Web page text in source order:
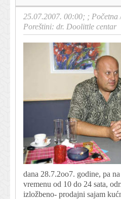
25.07.2007. 00:00; ; Početna
Poreštini: dr. Doolittle centar
dana 28.7.2oo7. godine, pa
vremenu od 10 do 24 sata,
izložbeno- prodajni sajam